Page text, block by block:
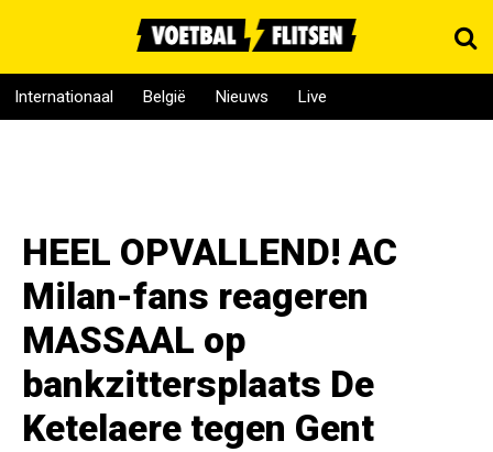
Internationaal België Nieuws Live
HEEL OPVALLEND! AC
Milan-fans reageren
MASSAAL op
bankzittersplaats De
Ketelaere tegen Gent